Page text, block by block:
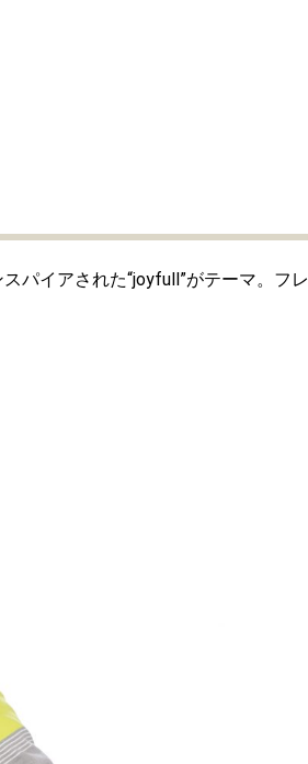
パイアされた“joyfull”がテーマ。フレ